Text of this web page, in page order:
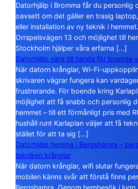
Datorhjälp i Bromma får du personlig
oavsett om det gäller en trasig
eller installation av ny teknik i
Orrspelsvägen 13 och möjlighet till
Stockholm hjälper våra erfarna […]
Datorhjälp nära till hands för boende
När datorn krånglar, Wi-Fi-
skrivaren vägrar fungera kan
frustrerande. För boende kring
möjlighet att få snabb och personlig
hemmet – till ett förmånligt pris med
hushåll runt Karlaplan väljer att få
stället för att ta sig […]
Datorhjälp hemma i Bergshamra –
tekniken krånglar
När datorn krånglar, wifi slutar
mobilen känns svår att förstå finns
Bergshamra. Genom hembesök i lugn